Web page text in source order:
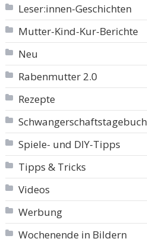
Leser:innen-Geschichten
Mutter-Kind-Kur-Berichte
Neu
Rabenmutter 2.0
Rezepte
Schwangerschaftstagebuch
Spiele- und DIY-Tipps
Tipps & Tricks
Videos
Werbung
Wochenende in Bildern